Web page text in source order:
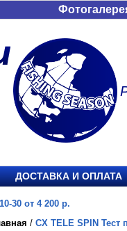
ДОСТАВКА И ОПЛАТА
30 от 4 200 р.
/ CX TELE SPIN Тест